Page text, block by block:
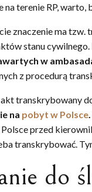
na terenie RP,
znaczenie ma
stanu cywilnego.
w
z procedurą
transkrybowany
na pobyt w Polsce.
przed
transkrybować.
do